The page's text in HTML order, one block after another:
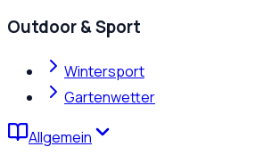
Outdoor & Sport
Wintersport
Gartenwetter
Allgemein